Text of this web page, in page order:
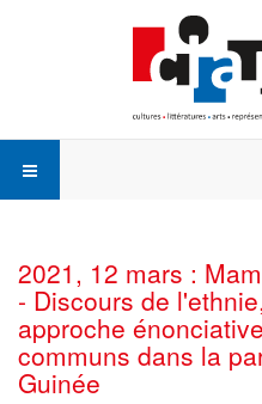
2021, 12 mars :
- Discours de
approche
communs dans la
Guinée